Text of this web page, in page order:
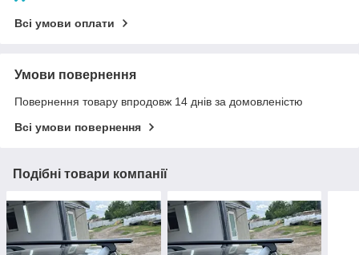
Всі умови оплати
Умови повернення
Повернення товару впродовж 14 днів за домовленістю
Всі умови повернення
Подібні товари компанії